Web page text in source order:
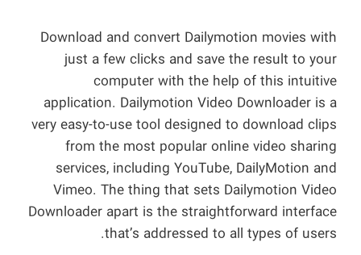
Download and convert Dailymotion movies with
just a few clicks and save the result to your
computer with the help of this intuitive
application. Dailymotion Video Downloader is a
very easy-to-use tool designed to download clips
from the most popular online video sharing
services, including YouTube, DailyMotion and
Vimeo. The thing that sets Dailymotion Video
Downloader apart is the straightforward interface
that’s addressed to all types of users.